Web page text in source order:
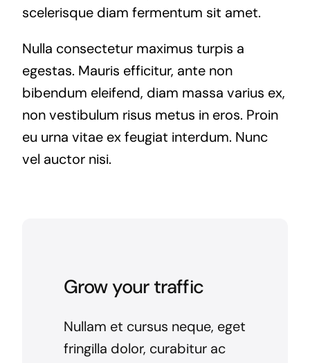
scelerisque diam fermentum sit amet.
Nulla consectetur maximus turpis a
egestas. Mauris efficitur, ante non
bibendum eleifend, diam massa varius ex,
non vestibulum risus metus in eros. Proin
eu urna vitae ex feugiat interdum. Nunc
vel auctor nisi.
Grow your traffic
Nullam et cursus neque, eget
fringilla dolor, curabitur ac